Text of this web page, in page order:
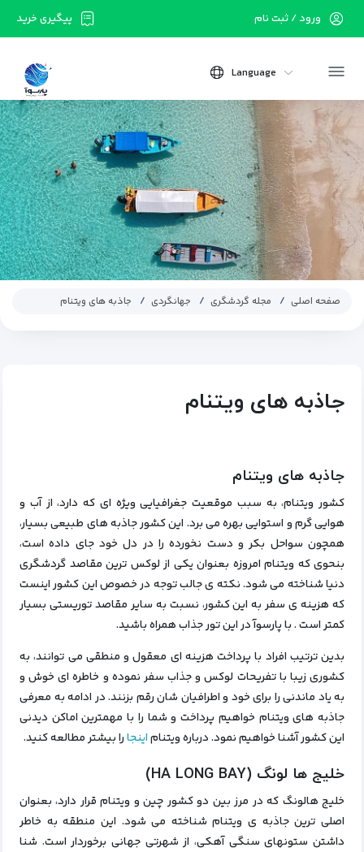
پیگیری خرید ورود / ثبت نام
Language
صفحه اصلی مجله گردشگری جهانگردی جاذبه های ویتنام
جاذبه های ویتنام
جاذبه‌ های ویتنام
کشور ویتنام، به سبب موقعیت جغرافیایی ویژه‌ ای که دارد، از آب و
هوایی گرم و استوایی بهره می‌ برد. این کشور جاذبه‌ های طبیعی بسیار،
همچون سواحل بکر و دست‌ نخورده را در دل خود جای داده است،
بنحوی که ویتنام امروزه بعنوان یکی از لوکس‌ ترین مقاصد گردشگری
دنیا شناخته می‌ شود. نکته‌ ی جالب‌ توجه در خصوص این کشور اینست
که هزینه‌ ی سفر به این کشور، نسبت به سایر مقاصد توریستی بسیار
کمتر است . با پارسوآ در این تور جذاب همراه باشید.
بدین ترتیب افراد با پرداخت هزینه‌ ای معقول و منطقی می‌ توانند، به
کشوری زیبا با تفریحات لوکس و جذاب سفر نموده و خاطره‌ ای خوش و
به‌ یاد ماندنی را برای خود و اطرافیان شان رقم بزنند. در ادامه به معرفی
جاذبه های ویتنام خواهیم پرداخت و شما را با مهمترین اماکن دیدنی
این کشور آشنا خواهیم نمود. درباره ویتناماینجارا بیشتر مطالعه کنید.
خلیج‌ ها لونگ (HA LONG BAY)
خلیج‌ هالونگ که در مرز بین دو کشور چین و ویتنام قرار دارد، بعنوان
اصلی‌ ترینجاذبه‌ ی ویتنامشناخته می‌ شود. این منطقه به خاطر
داشتن ستونهای سنگی آهکی، از شهرتی جهانی برخوردار است. شنا